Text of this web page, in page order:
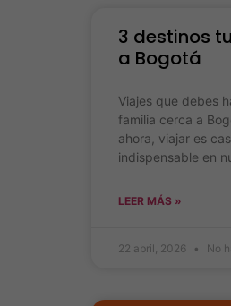
3 destinos
a Bogotá
Viajes que debes
familia cerca a
ahora, viajar es
indispensable en
LEER MÁS »
22 abril, 2026 No